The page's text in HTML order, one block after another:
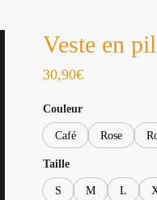
Veste en
30,90€
Couleur
Café Rose
Taille
S M L